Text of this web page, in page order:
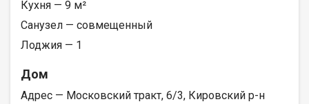
Кухня — 9 м²
Санузел — совмещенный
Лоджия — 1
Дом
Адрес — Московский тракт, 6/3, Кировский р-н